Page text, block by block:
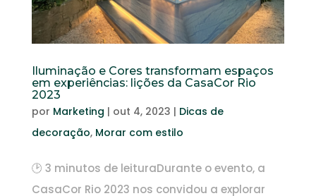
Iluminação e Cores transformam espaços
em experiências: lições da CasaCor Rio
2023
por Marketing | out 4, 2023 | Dicas de
decoração, Morar com estilo
🕑 3 minutos de leituraDurante o evento, a
CasaCor Rio 2023 nos convidou a explorar